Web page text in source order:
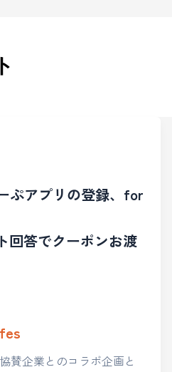
ぷアプリの登録、for
回答でクーポンお渡
賛企業とのコラボ企画と